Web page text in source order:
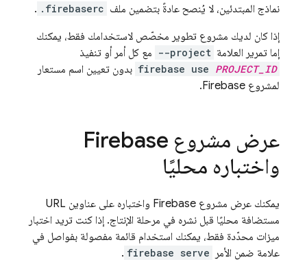
نماذج المبتدئين، لا يُنصح عادةً بتضمين ملف .firebaserc
.
إذا كان لديك مشروع تطوير مخصّص لاستخدامك فقط، يمكنك
إما تمرير العلامة --project مع كل أمر أو تنفيذ
firebase use PROJECT_ID
بدون تعيين اسم مستعار
لمشروع Firebase.
عرض مشروع Firebase
واختباره محليًا
يمكنك عرض مشروع Firebase واختباره على عناوين URL
مستضافة محليًا قبل نشره في مرحلة الإنتاج. إذا كنت تريد اختبار
ميزات محدّدة فقط، يمكنك استخدام قائمة مفصولة بفواصل في
علامة ضمن الأمر
firebase serve
.